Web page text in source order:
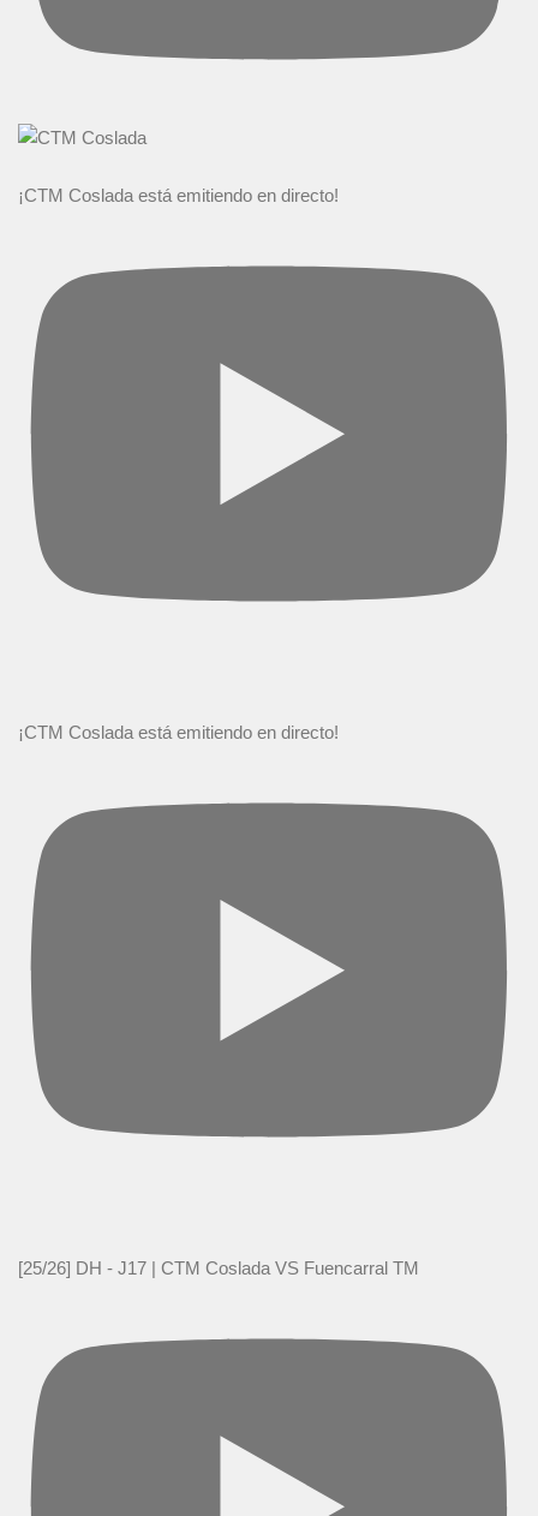
¡CTM Coslada está emitiendo en directo!
¡CTM Coslada está emitiendo en directo!
[25/26] DH - J17 | CTM Coslada VS Fuencarral TM